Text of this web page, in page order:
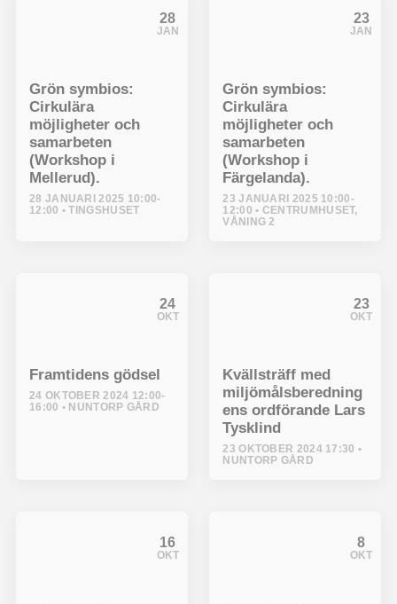
28
JAN
Grön symbios:
Cirkulära
möjligheter och
samarbeten
(Workshop i
Mellerud).
28 JANUARI 2025 10:00-
12:00
TINGSHUSET
23
JAN
Grön symbios:
Cirkulära
möjligheter och
samarbeten
(Workshop i
Färgelanda).
23 JANUARI 2025 10:00-
12:00
CENTRUMHUSET,
VÅNING 2
24
OKT
Framtidens gödsel
24 OKTOBER 2024 12:00-
16:00
NUNTORP GÅRD
23
OKT
Kvällsträff med
miljömålsberedning
ens ordförande Lars
Tysklind
23 OKTOBER 2024 17:30
NUNTORP GÅRD
16
OKT
8
OKT